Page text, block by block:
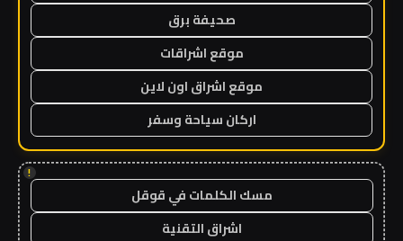
صحيفة برق
موقع اشراقات
موقع اشراق اون لاين
اركان سياحة وسفر
!
مسك الكلمات في قوقل
اشراق التقنية